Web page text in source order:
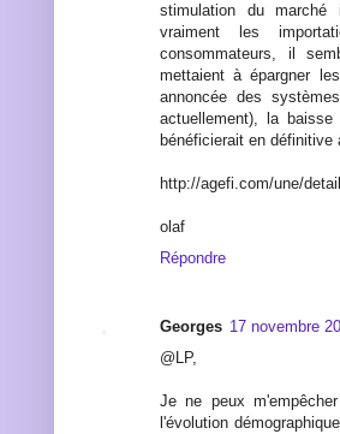
stimulation du marché
vraiment les
consommateurs, il
mettaient à épargner
annoncée des
actuellement), la
bénéficierait en
http://agefi.com/une/
olaf
Répondre
Georges 17 novembre
@LP,
Je ne peux
l'évolution